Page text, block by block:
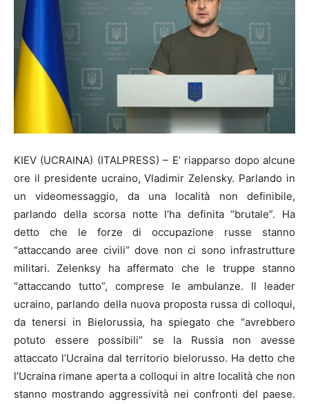
KIEV (UCRAINA) (ITALPRESS) – E’ riapparso dopo alcune
ore il presidente ucraino, Vladimir Zelensky. Parlando in
un videomessaggio, da una località non definibile,
parlando della scorsa notte l’ha definita “brutale”. Ha
detto che le forze di occupazione russe stanno
“attaccando aree civili” dove non ci sono infrastrutture
militari. Zelenksy ha affermato che le truppe stanno
“attaccando tutto”, comprese le ambulanze. Il leader
ucraino, parlando della nuova proposta russa di colloqui,
da tenersi in Bielorussia, ha spiegato che “avrebbero
potuto essere possibili” se la Russia non avesse
attaccato l’Ucraina dal territorio bielorusso. Ha detto che
l’Ucraina rimane aperta a colloqui in altre località che non
stanno mostrando aggressività nei confronti del paese.